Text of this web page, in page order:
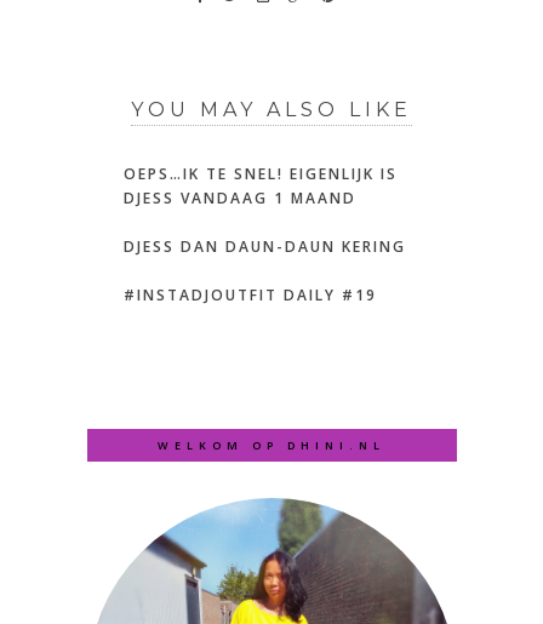
YOU MAY ALSO LIKE
OEPS…IK TE SNEL! EIGENLIJK IS
DJESS VANDAAG 1 MAAND
DJESS DAN DAUN-DAUN KERING
#INSTADJOUTFIT DAILY #19
WELKOM OP DHINI.NL